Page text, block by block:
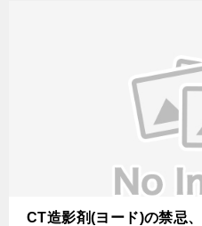
CT造影剤(ヨード)の禁忌